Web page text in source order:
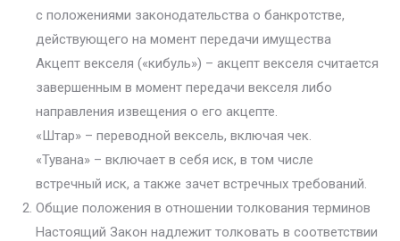
с положениями законодательства о банкротстве,
действующего на момент передачи имущества
Акцепт векселя («кибуль») – акцепт векселя считается
завершенным в момент передачи векселя либо
направления извещения о его акцепте.
«Штар» – переводной вексель, включая чек.
«Тувана» – включает в себя иск, в том числе
встречный иск, а также зачет встречных требований.
Общие положения в отношении толкования терминов
Настоящий Закон надлежит толковать в соответствии